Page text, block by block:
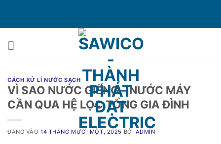
nội
dung
CÁCH XỬ LÍ NƯỚC SẠCH
VÌ SAO NƯỚC GIẾNG – NƯỚC MÁY
CẦN QUA HỆ LỌC TỔNG GIA ĐÌNH
ĐĂNG VÀO14 THÁNG MƯỜI MỘT, 2025 BỞI ADMIN